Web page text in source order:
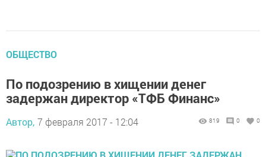
ОБЩЕСТВО
По подозрению в хищении денег
задержан директор «ТФБ Финанс»
Автор, 7 февраля 2017 - 12:04 819 0 0